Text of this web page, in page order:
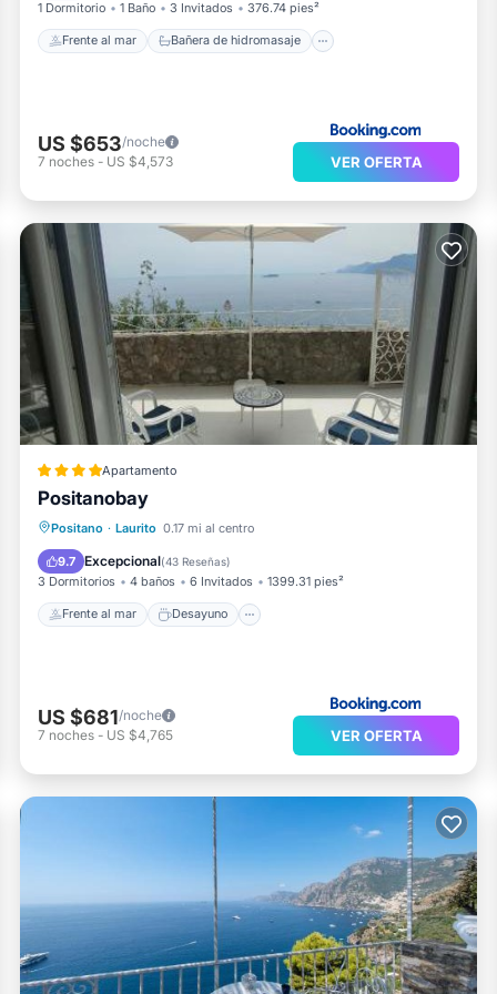
1 Dormitorio 1 Baño 3 Invitados 376.74 pies²
Frente al mar Bañera de hidromasaje
US $653/noche
7 noches - US $4,573 VER OFERTA
Apartamento
Positanobay
Positano · Laurito 0.17 mi al centro
9.7 Excepcional(43 Reseñas)
3 Dormitorios 4 baños 6 Invitados 1399.31 pies²
Frente al mar Desayuno
Frente al mar
Desayuno
Aparcamiento
US $681/noche
7 noches - US $4,765 VER OFERTA